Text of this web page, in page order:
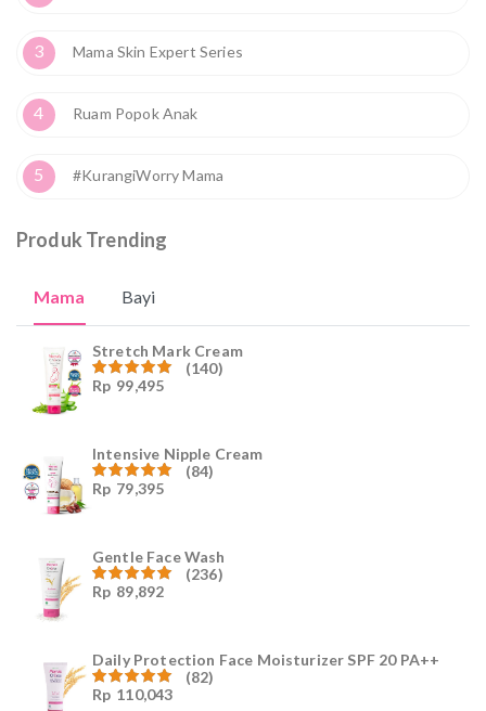
3 Mama Skin Expert Series
4 Ruam Popok Anak
5 #KurangiWorry Mama
Produk Trending
Mama Bayi
Stretch Mark Cream
Dinilai
(140)
Rp 99,495
Intensive Nipple Cream
Dinilai
(84)
Rp 79,395
Gentle Face Wash
Dinilai
(236)
Rp 89,892
Daily Protection Face Moisturizer SPF 20 PA++
Dinilai
(82)
Rp 110,043